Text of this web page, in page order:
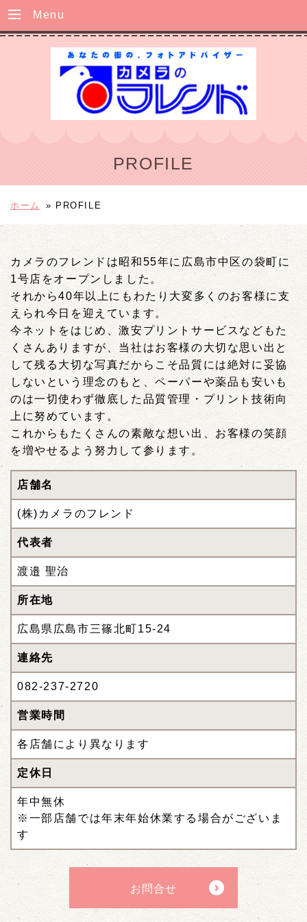
Menu
PROFILE
ホーム » PROFILE
カメラのフレンドは昭和55年に広島市中区の袋町に
1号店をオープンしました。
それから40年以上にもわたり大変多くのお客様に支
えられ今日を迎えています。
今ネットをはじめ、激安プリントサービスなどもた
くさんありますが、当社はお客様の大切な思い出と
して残る大切な写真だからこそ品質には絶対に妥協
しないという理念のもと、ペーパーや薬品も安いも
のは一切使わず徹底した品質管理・プリント技術向
上に努めています。
これからもたくさんの素敵な想い出、お客様の笑顔
を増やせるよう努力して参ります。
店舗名
(株)カメラのフレンド
代表者
渡邉 聖治
所在地
広島県広島市三篠北町15-24
連絡先
082-237-2720
営業時間
各店舗により異なります
定休日
年中無休
※一部店舗では年末年始休業する場合がございま
す
お問合せ